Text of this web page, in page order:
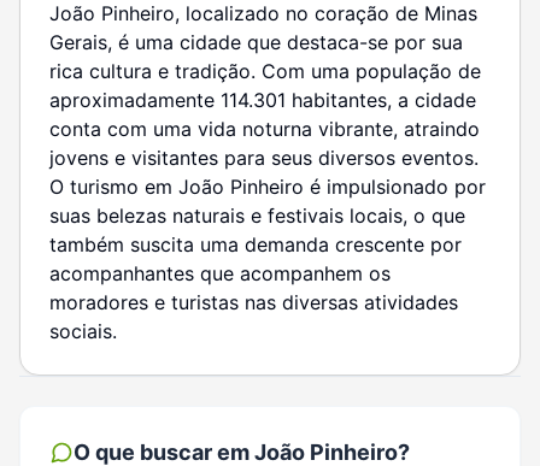
João Pinheiro, localizado no coração de Minas
Gerais, é uma cidade que destaca-se por sua
rica cultura e tradição. Com uma população de
aproximadamente 114.301 habitantes, a cidade
conta com uma vida noturna vibrante, atraindo
jovens e visitantes para seus diversos eventos.
O turismo em João Pinheiro é impulsionado por
suas belezas naturais e festivais locais, o que
também suscita uma demanda crescente por
acompanhantes que acompanhem os
moradores e turistas nas diversas atividades
sociais.
O que buscar emJoão Pinheiro?